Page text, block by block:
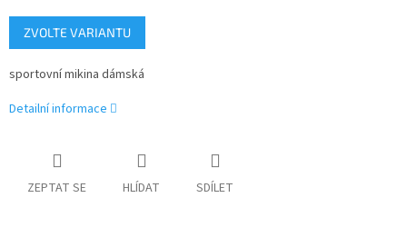
Měrná
cena:
ZVOLTE VARIANTU
sportovní mikina dámská
Detailní informace
ZEPTAT SE HLÍDAT SDÍLET